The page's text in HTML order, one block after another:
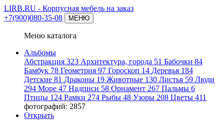
LIRB.RU - Корпусная мебель на заказ
+7(900)080-35-08
МЕНЮ
Меню каталога
Альбомы
Абстракция 323 Архитектура, города 51 Бабочки 84
Бамбук 78 Геометрия 97 Гороскоп 14 Деревья 184
Детские 81 Драконы 19 Животные 130 Листья 59 Люди
294 Море 47 Надписи 58 Орнамент 267 Пальмы 6
Птицы 124 Рамки 274 Рыбы 48 Узоры 208 Цветы 411
фотографий: 2857
Открыть